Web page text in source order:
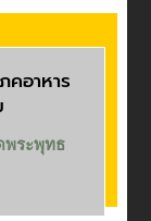
คอาหาร
พระพุทธ